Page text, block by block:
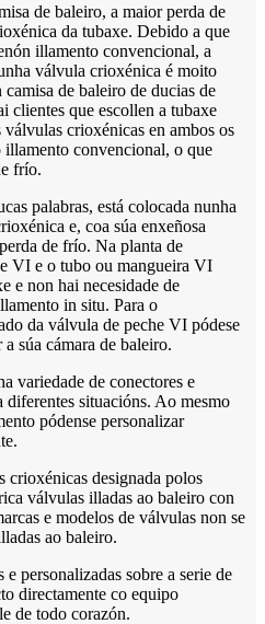
de baleiro, a maior perda de
da tubaxe. Debido a que
illamento convencional, a
válvula crioxénica é moito
de baleiro de ducias de
clientes que escollen a tubaxe
crioxénicas en ambos os
illamento convencional, o que
frío.
palabras, está colocada nunha
e, coa súa enxeñosa
de frío. Na planta de
VI e o tubo ou mangueira VI
e non hai necesidade de
in situ. Para o
da válvula de peche VI pódese
súa cámara de baleiro.
variedade de conectores e
diferentes situacións. Ao mesmo
pódense personalizar
crioxénicas designada polos
válvulas illadas ao baleiro con
e modelos de válvulas non se
ao baleiro.
e personalizadas sobre a serie de
directamente co equipo
de todo corazón.